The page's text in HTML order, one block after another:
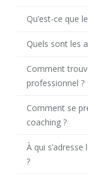
Qu’est-ce que
Quels sont les
Comment
professionnel ?
Comment se
coaching ?
À qui
?